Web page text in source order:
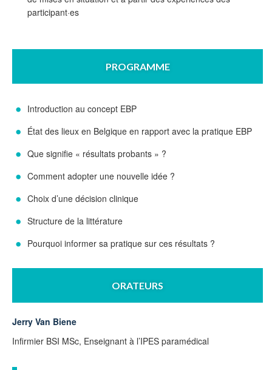
participant·es
PROGRAMME
Introduction au concept EBP
État des lieux en Belgique en rapport avec la pratique EBP
Que signifie « résultats probants » ?
Comment adopter une nouvelle idée ?
Choix d’une décision clinique
Structure de la littérature
Pourquoi informer sa pratique sur ces résultats ?
ORATEURS
Jerry Van Biene
Infirmier BSI MSc, Enseignant à l’IPES paramédical